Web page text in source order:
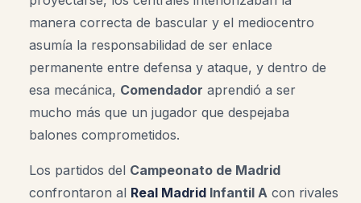
manera correcta de bascular y el mediocentro
asumía la responsabilidad de ser enlace
permanente entre defensa y ataque, y dentro de
esa mecánica, Comendador aprendió a ser
mucho más que un jugador que despejaba
balones comprometidos.
Los partidos del Campeonato de Madrid
confrontaron al Real Madrid Infantil A con rivales